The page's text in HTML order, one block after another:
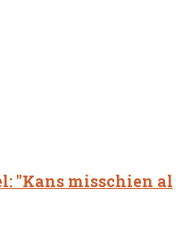
"Kans misschien al